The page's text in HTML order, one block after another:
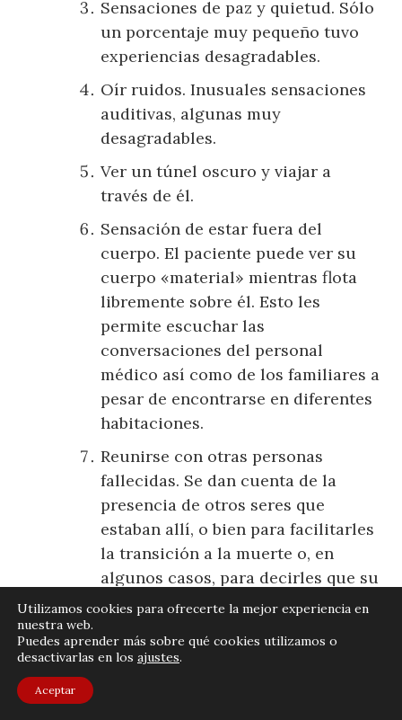
Sensaciones de paz y quietud. Sólo
un porcentaje muy pequeño tuvo
experiencias desagradables.
Oír ruidos. Inusuales sensaciones
auditivas, algunas muy
desagradables.
Ver un túnel oscuro y viajar a
través de él.
Sensación de estar fuera del
cuerpo. El paciente puede ver su
cuerpo «material» mientras flota
libremente sobre él. Esto les
permite escuchar las
conversaciones del personal
médico así como de los familiares a
pesar de encontrarse en diferentes
habitaciones.
Reunirse con otras personas
fallecidas. Se dan cuenta de la
presencia de otros seres que
estaban allí, o bien para facilitarles
la transición a la muerte o, en
algunos casos, para decirles que su
tiempo de morir no había llegado y
Experimentar una luz brillante
Utilizamos cookies para ofrecerte la mejor experiencia en
nuestra web.
Puedes aprender más sobre qué cookies utilizamos o
desactivarlas en los ajustes.
Aceptar